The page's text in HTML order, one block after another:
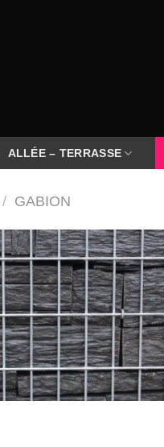
ALLÉE – TERRASSE
/ GABION